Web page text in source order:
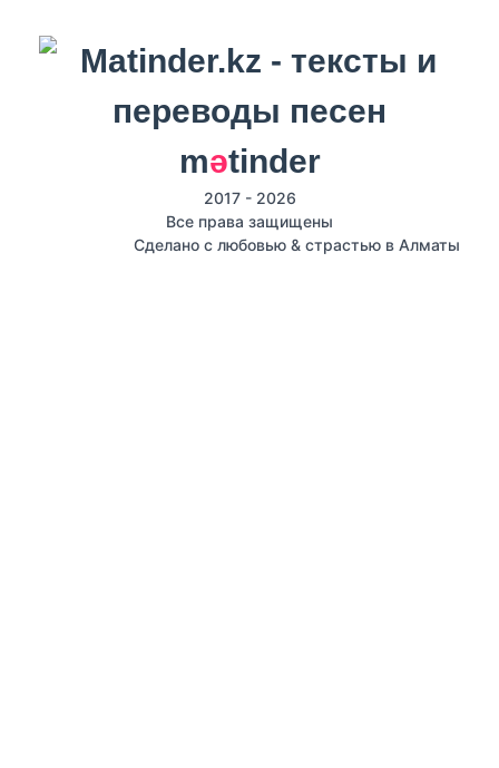
mәtinder
2017 - 2026
Все права защищены
Сделано с любовью & страстью в Алматы